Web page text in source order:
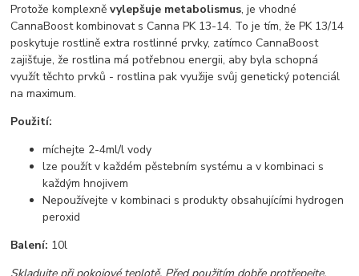
Protože komplexněvylepšuje metabolismus, je vhodné
CannaBoost kombinovat s Canna PK 13-14. To je tím, že PK 13/14
poskytuje rostlině extra rostlinné prvky, zatímco CannaBoost
zajišťuje, že rostlina má potřebnou energii, aby byla schopná
využít těchto prvků - rostlina pak využije svůj genetický potenciál
na maximum.
Použití:
míchejte 2-4ml/l vody
lze použít v každém pěstebním systému a v kombinaci s
každým hnojivem
Nepoužívejte v kombinaci s produkty obsahujícími hydrogen
peroxid
Balení: 10l
Skladujte při pokojové teplotě. Před použitím dobře protřepejte.